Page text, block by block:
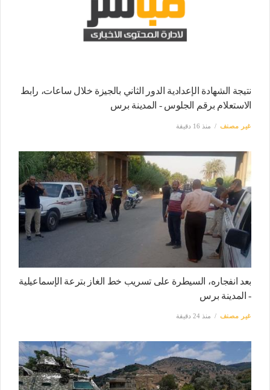
نتيجة الشهادة الإعدادية الدور الثاني بالجيزة خلال ساعات، رابط
الاستعلام برقم الجلوس - المدينة برس
غير مصنف منذ 16 دقيقة
بعد انفجاره، السيطرة على تسريب خط الغاز بترعة الإسماعيلية
- المدينة برس
غير مصنف منذ 24 دقيقة